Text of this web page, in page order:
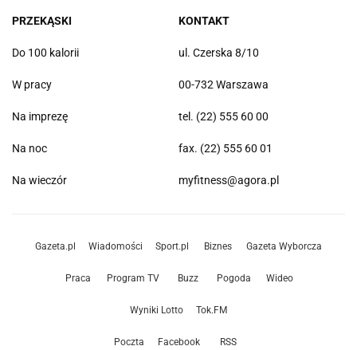
PRZEKĄSKI
Do 100 kalorii
W pracy
Na imprezę
Na noc
Na wieczór
KONTAKT
ul. Czerska 8/10
00-732 Warszawa
tel. (22) 555 60 00
fax. (22) 555 60 01
myfitness@agora.pl
Gazeta.pl Wiadomości Sport.pl Biznes Gazeta Wyborcza
Praca Program TV Buzz Pogoda Wideo
Wyniki Lotto Tok.FM
Poczta Facebook RSS